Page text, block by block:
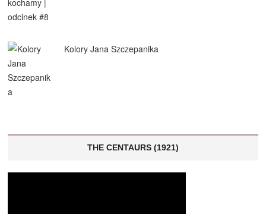
Kolory Jana Szczepanika
THE CENTAURS (1921)